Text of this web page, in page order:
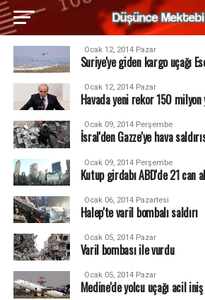
Ocak 12, 2014 Pazar
Suriye'ye giden kargo uçağı
Ocak 12, 2014 Pazar
Havada yeni rekor 150 milyon
Ocak 09, 2014 Perşembe
İsral'den Gazze'ye hava
Ocak 09, 2014 Perşembe
Kutup girdabı ABD'de 21 can
Ocak 06, 2014 Pazartesi
Halep'te varil bombalı saldırı
Ocak 05, 2014 Pazar
Varil bombası ile vurdu
Ocak 05, 2014 Pazar
Medine'de yolcu uçağı acil iniş